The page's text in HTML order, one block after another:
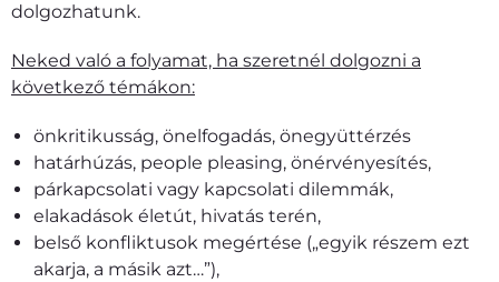
dolgozhatunk.
Neked való a folyamat, ha szeretnél dolgozni a
következő témákon:
önkritikusság, önelfogadás, önegyüttérzés
határhúzás, people pleasing, önérvényesítés,
párkapcsolati vagy kapcsolati dilemmák,
elakadások életút, hivatás terén,
belső konfliktusok megértése („egyik részem ezt
akarja, a másik azt…”),